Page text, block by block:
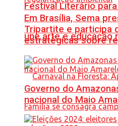
Festival Literário
une arte e educação
Em Brasília, Sema
Tripartite e participa
estratégicas sobre
Governo do
nacional do Maio